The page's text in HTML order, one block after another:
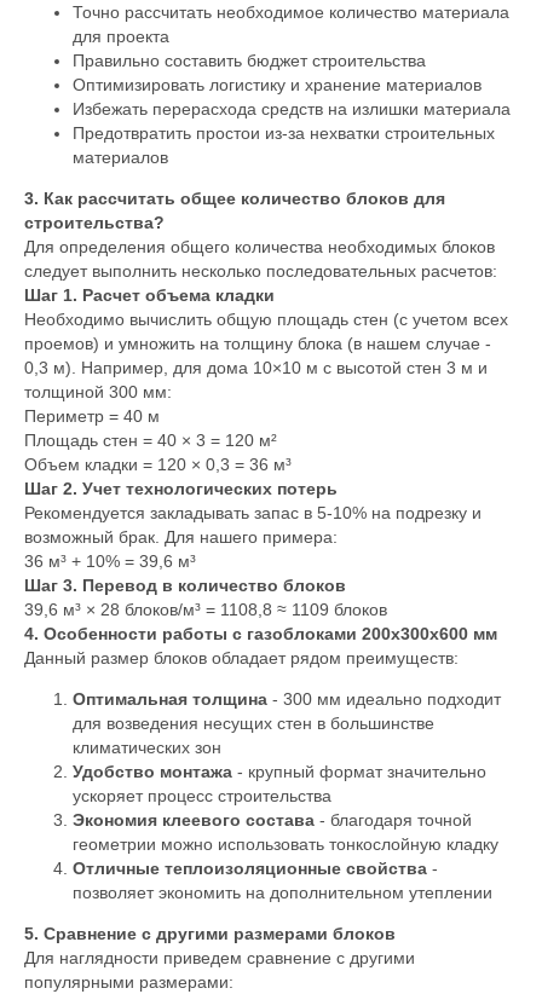
Точно рассчитать необходимое количество материала
для проекта
Правильно составить бюджет строительства
Оптимизировать логистику и хранение материалов
Избежать перерасхода средств на излишки материала
Предотвратить простои из-за нехватки строительных
материалов
3. Как рассчитать общее количество блоков для
строительства?
Для определения общего количества необходимых блоков
следует выполнить несколько последовательных расчетов:
Шаг 1. Расчет объема кладки
Необходимо вычислить общую площадь стен (с учетом всех
проемов) и умножить на толщину блока (в нашем случае -
0,3 м). Например, для дома 10×10 м с высотой стен 3 м и
толщиной 300 мм:
Периметр = 40 м
Площадь стен = 40 × 3 = 120 м²
Объем кладки = 120 × 0,3 = 36 м³
Шаг 2. Учет технологических потерь
Рекомендуется закладывать запас в 5-10% на подрезку и
возможный брак. Для нашего примера:
36 м³ + 10% = 39,6 м³
Шаг 3. Перевод в количество блоков
39,6 м³ × 28 блоков/м³ = 1108,8 ≈ 1109 блоков
4. Особенности работы с газоблоками 200х300х600 мм
Данный размер блоков обладает рядом преимуществ:
Оптимальная толщина - 300 мм идеально подходит
для возведения несущих стен в большинстве
климатических зон
Удобство монтажа - крупный формат значительно
ускоряет процесс строительства
Экономия клеевого состава - благодаря точной
геометрии можно использовать тонкослойную кладку
Отличные теплоизоляционные свойства -
позволяет экономить на дополнительном утеплении
5. Сравнение с другими размерами блоков
Для наглядности приведем сравнение с другими
популярными размерами: